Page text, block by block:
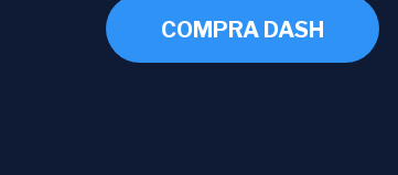
COMPRA DASH